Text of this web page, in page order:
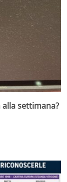
alla settimana?